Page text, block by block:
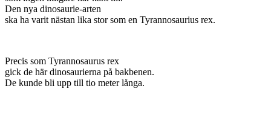
Den nya dinosaurie-arten
ska ha varit nästan lika stor som en Tyrannosaurius rex.
Precis som Tyrannosaurus rex
gick de här dinosaurierna på bakbenen.
De kunde bli upp till tio meter långa.